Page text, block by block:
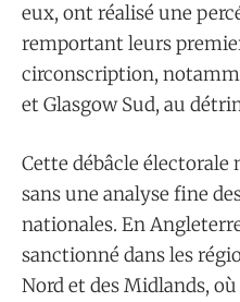
eux, ont réalisé une
remportant leurs
circonscription,
et Glasgow Sud, au
Cette débâcle électorale
sans une analyse fine
nationales. En
sanctionné dans les
Nord et des Midlands,